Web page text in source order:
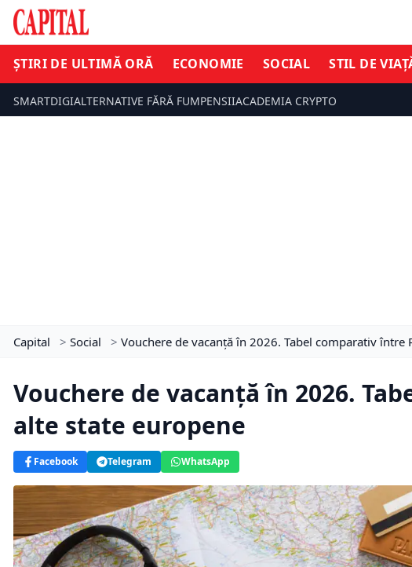
ȘTIRI DE ULTIMĂ ORĂ ECONOMIE SOCIAL STIL DE
SMARTDIGIALTERNATIVE FĂRĂ FUMPENSIIACADEMIA CRYPTO
Capital > Social > Vouchere de vacanță în 2026. Tabel comparativ între
Vouchere de vacanță în 2026.
alte state europene
Facebook Telegram WhatsApp